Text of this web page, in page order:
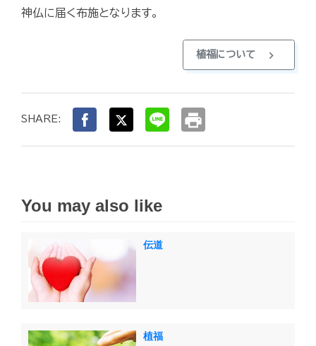
神仏に届く布施となります。
植福について chevron_right
SHARE: print
You may also like
伝道
植福